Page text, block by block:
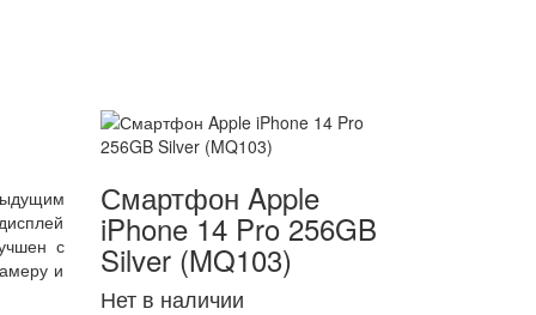
с
и
Смартфон Apple
iPhone 14 Pro 256GB
Silver (MQ103)
Нет в наличии